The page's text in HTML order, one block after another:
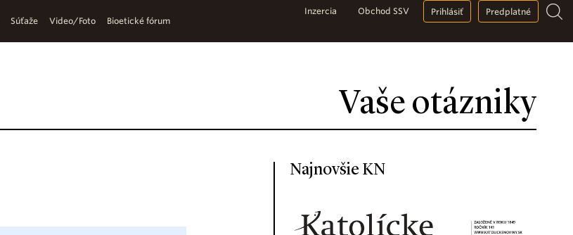
Vaše otázniky
Súťaže Video/Foto Bioetické fórum
Inzercia Obchod SSV Prihlásiť Predplatné
Najnovšie KN